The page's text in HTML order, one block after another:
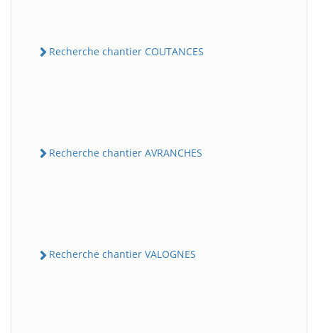
Recherche chantier COUTANCES
Recherche chantier AVRANCHES
Recherche chantier VALOGNES